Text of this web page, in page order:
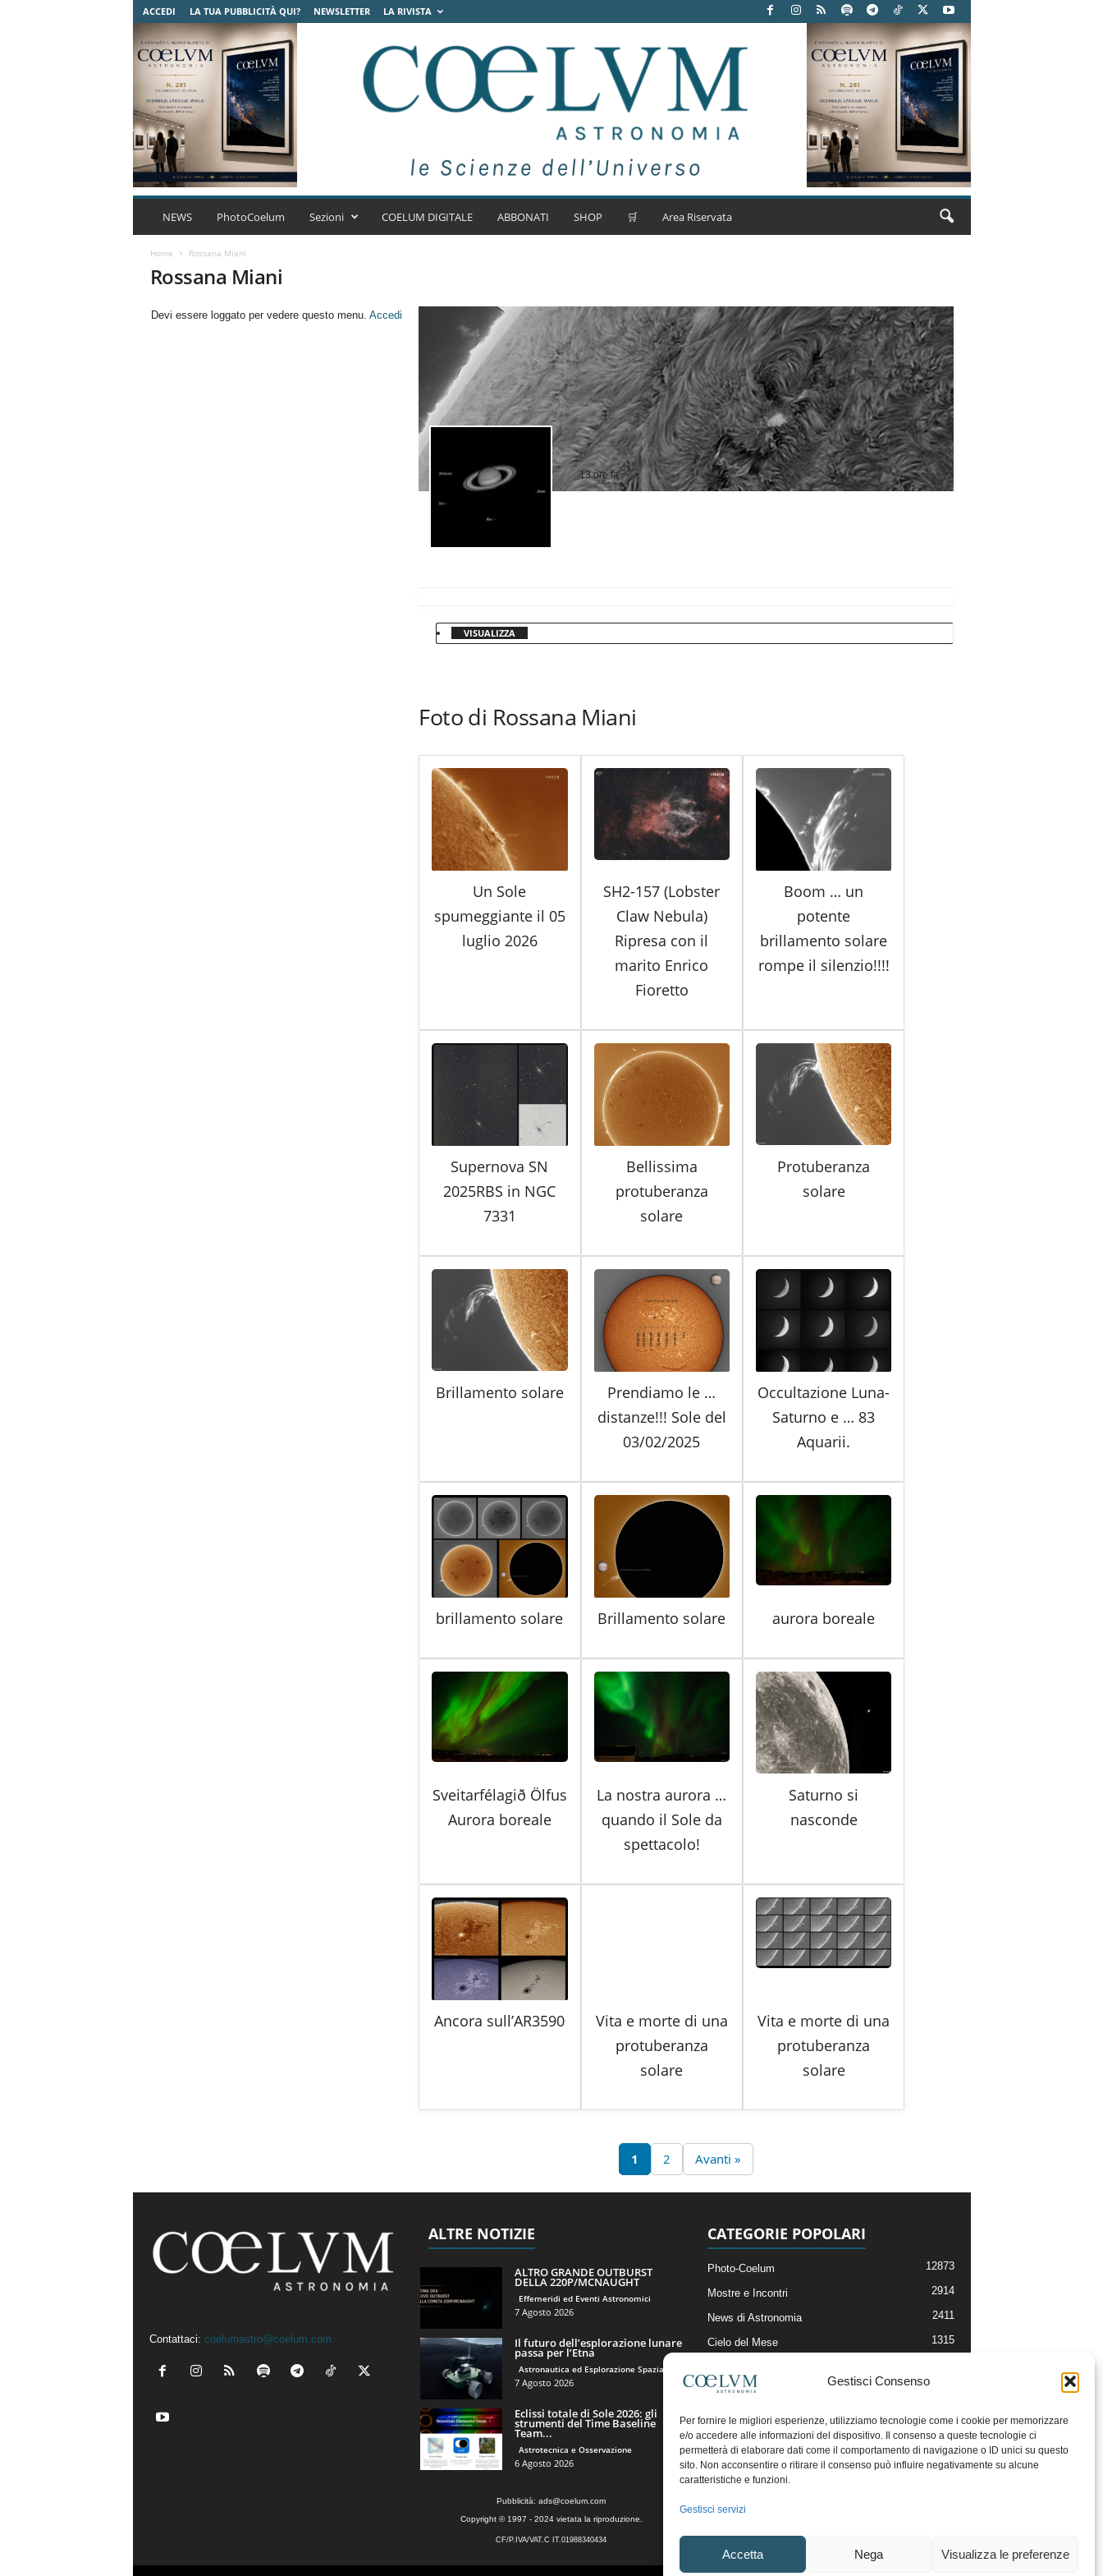
Gestisci Consenso
Per fornire le migliori esperienze, utilizziamo tecnologie come i cookie per memorizzare
e/o accedere alle informazioni del dispositivo. Il consenso a queste tecnologie ci
permetterà di elaborare dati come il comportamento di navigazione o ID unici su questo
sito. Non acconsentire o ritirare il consenso può influire negativamente su alcune
caratteristiche e funzioni.
Gestisci servizi
Accetta Nega Visualizza le preferenze
ACCEDI LA TUA PUBBLICITÀ QUI? NEWSLETTER LA RIVISTA
C
s
NEWS PhotoCoelum Sezioni COELUM DIGITALE ABBONATI SHOP 🛒 Area Riservata
Home Rossana Miani
Rossana Miani
Devi essere loggato per vedere questo menu. Accedi
13 ore fa
VISUALIZZA
Foto di Rossana Miani
Un Sole
spumeggiante il 05
luglio 2026
SH2-157 (Lobster
Claw Nebula)
Ripresa con il
marito Enrico
Fioretto
Boom … un
potente
brillamento solare
rompe il silenzio!!!!
Supernova SN
2025RBS in NGC
7331
Bellissima
protuberanza
solare
Protuberanza
solare
Brillamento solare
Prendiamo le …
distanze!!! Sole del
03/02/2025
Occultazione Luna-
Saturno e … 83
Aquarii.
brillamento solare Brillamento solare aurora boreale
Sveitarfélagið Ölfus
Aurora boreale
La nostra aurora …
quando il Sole da
spettacolo!
Saturno si
nasconde
Ancora sull’AR3590
Vita e morte di una
protuberanza
solare
Vita e morte di una
protuberanza
solare
1 2 Avanti »
Contattaci: coelumastro@coelum.com
ALTRE NOTIZIE
ALTRO GRANDE OUTBURST
DELLA 220P/MCNAUGHT
Effemeridi ed Eventi Astronomici
7 Agosto 2026
Il futuro dell’esplorazione lunare
passa per l’Etna
Astronautica ed Esplorazione Spaziale
7 Agosto 2026
Eclissi totale di Sole 2026: gli
strumenti del Time Baseline
Team...
Astrotecnica e Osservazione
6 Agosto 2026
CATEGORIE POPOLARI
Photo-Coelum 12873
Mostre e Incontri 2914
News di Astronomia 2411
Cielo del Mese 1315
Articoli e Risorse On-Line
Il Blog della Redazione
Pubblicità: ads@coelum.com
Copyright © 1997 - 2024 vietata la riproduzione.
CF/P.IVA/VAT.C IT.01988340434